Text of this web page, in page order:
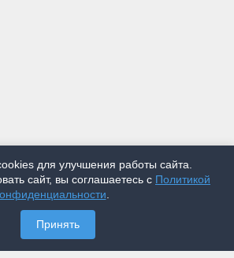
Стеклышко 2005-2026
для улучшения работы сайта.
сайт, вы соглашаетесь с Политикой
Принять